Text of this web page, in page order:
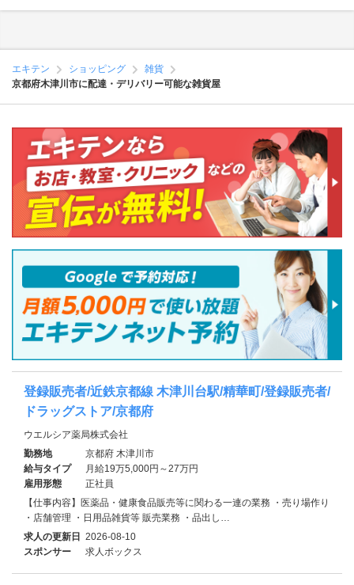
エキテン ショッピング
雑貨
京都府木津川市に配達・デリバリー可能な雑貨屋
登録販売者/近鉄京都線 木津川台駅/精華町/登録販売者/
ドラッグストア/京都府
ウエルシア薬局株式会社
勤務地
京都府 木津川市
給与タイプ
月給19万5,000円～27万円
雇用形態
正社員
【仕事内容】医薬品・健康食品販売等に関わる一連の業務 ・売り場作り
・店舗管理 ・日用品雑貨等 販売業務 ・品出し…
求人の更新日 2026-08-10
スポンサー
求人ボックス